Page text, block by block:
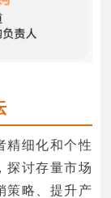
精细化和个性
探讨存量市场
策略、提升产